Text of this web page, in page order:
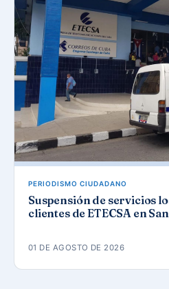
PERIODISMO CIUDADANO
Suspensión de servicios
clientes de ETECSA en
01 DE AGOSTO DE 2026